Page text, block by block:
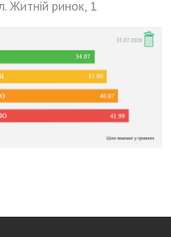
Житній ринок, 1